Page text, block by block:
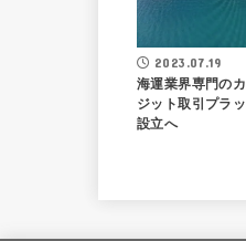
2023.07.19
海運業界専門の
ジット取引プラ
設立へ